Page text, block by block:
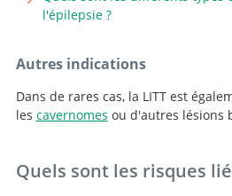
l'épilepsie ?
Autres indications
Dans de rares cas, la LITT est
les cavernomes ou d'autres lésions
Quels sont les risques